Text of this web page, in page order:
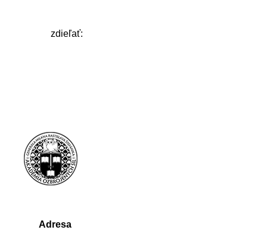
zdieľať:
Adresa